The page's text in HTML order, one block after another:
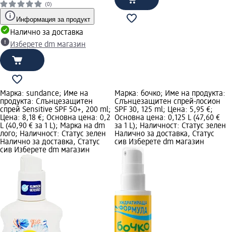
(0)
Информация за продукт
Налично за доставка
Изберете dm магазин
Марка: sundance; Име на
продукта: Слънцезащитен
спрей Sensitive SPF 50+, 200 ml;
Цена: 8,18 €; Основна цена: 0,2
L (40,90 € за 1 L); Марка на dm
лого; Наличност: Статус зелен
Налично за доставка, Статус
сив Изберете dm магазин
Марка: бочко; Име на продукта:
Слънцезащитен спрей-лосион
SPF 30, 125 ml; Цена: 5,95 €;
Основна цена: 0,125 L (47,60 €
за 1 L); Наличност: Статус зелен
Налично за доставка, Статус
сив Изберете dm магазин